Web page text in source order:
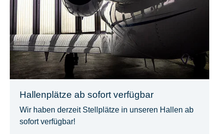
Hallenplätze ab sofort verfügbar
Wir haben derzeit Stellplätze in unseren Hallen ab
sofort verfügbar!